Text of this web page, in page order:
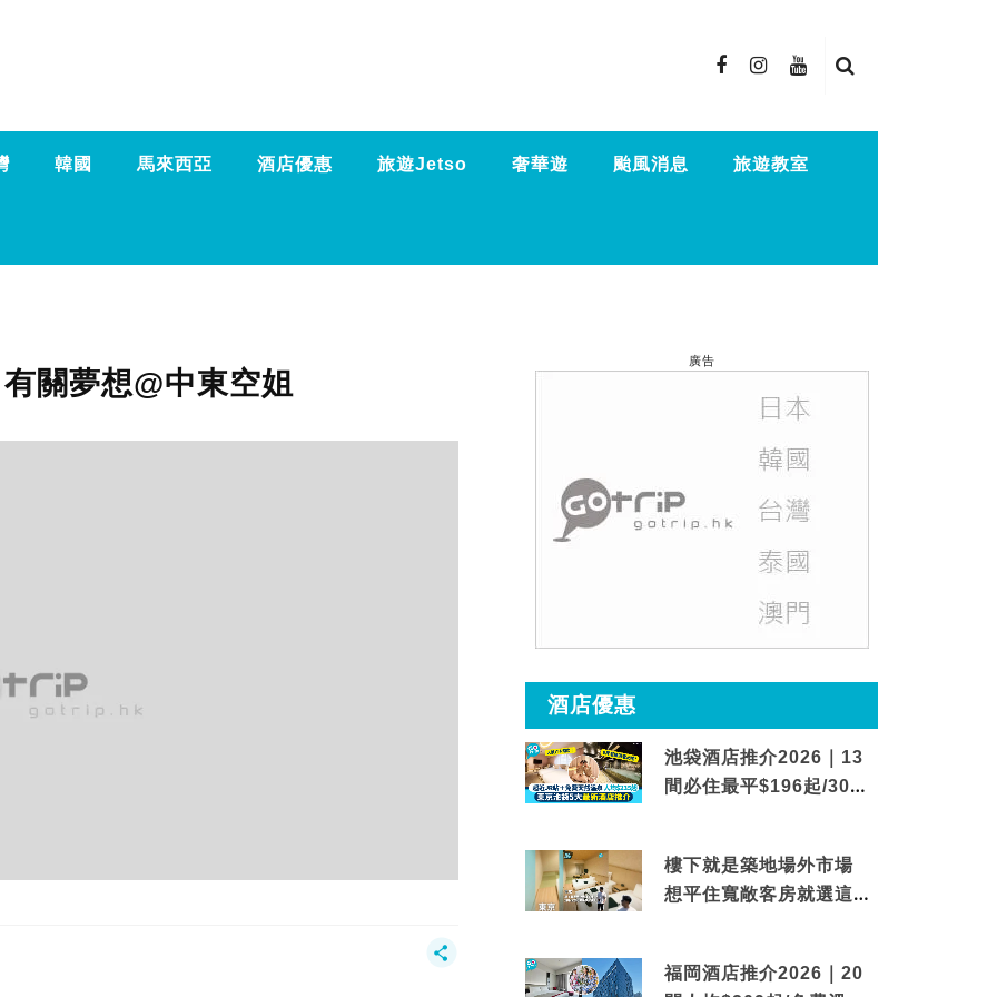
韓國 馬來西亞 酒店優惠 旅遊Jetso 奢華遊 颱風消息 旅遊教室
關夢想@中東空姐
廣告
酒店優惠
池袋酒店推介2026｜13
間必住最平$196起/30秒
樓下就是築地場外市場
想平住寬敞客房就選這間
福岡酒店推介2026｜20